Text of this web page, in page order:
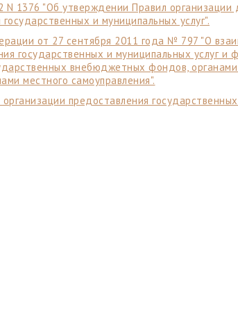
1376 "Об утверждении Правил организации
и муниципальных услуг".
от 27 сентября 2011 года № 797 "О
государственных и муниципальных услуг и
внебюджетных фондов,
местного самоуправления".
предоставления